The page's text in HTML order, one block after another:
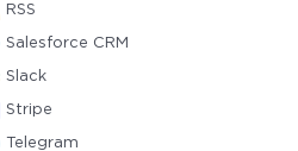
RSS
Salesforce CRM
Slack
Stripe
Telegram